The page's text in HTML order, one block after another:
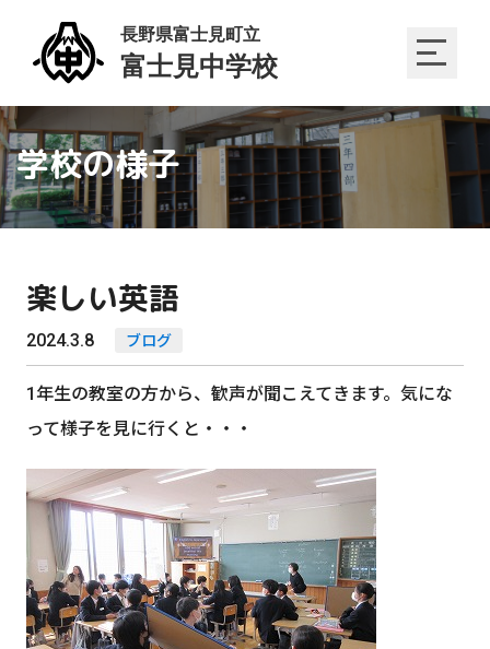
学校の様子
楽しい英語
2024.3.8 ブログ
1年生の教室の方から、歓声が聞こえてきます。気にな
って様子を見に行くと・・・